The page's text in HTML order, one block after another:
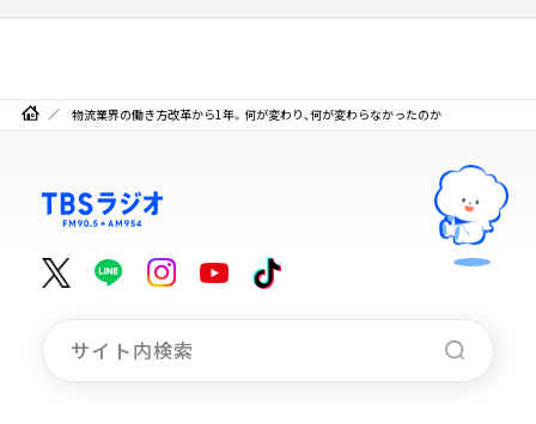
物流業界の働き方改革から1年。何が変わり、何が変わらなかったのか